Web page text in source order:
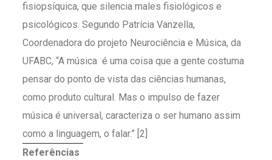
fisiopsíquica, que silencia males fisiológicos e
psicológicos. Segundo Patrícia Vanzella,
Coordenadora do projeto Neurociência e Música, da
UFABC, “A música é uma coisa que a gente costuma
pensar do ponto de vista das ciências humanas,
como produto cultural. Mas o impulso de fazer
música é universal, caracteriza o ser humano assim
como a linguagem, o falar.” [2]
Referências